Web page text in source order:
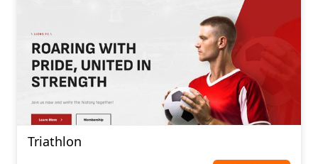
Triathlon